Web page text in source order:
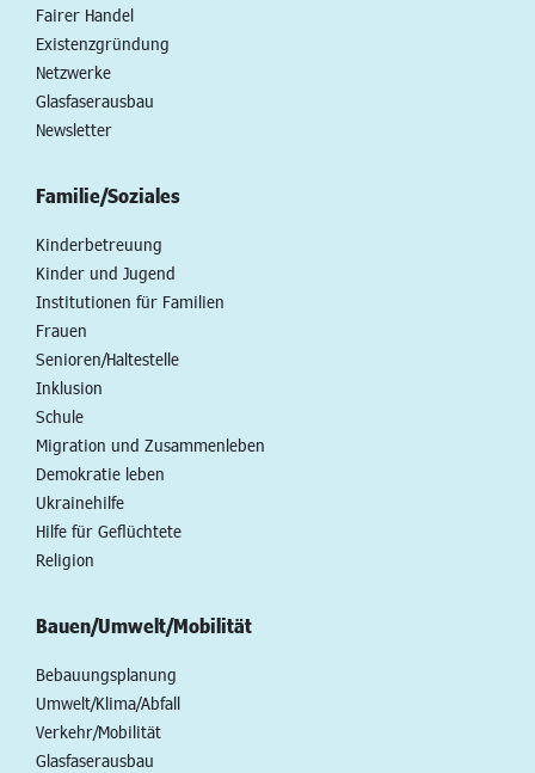
Fairer Handel
Existenzgründung
Netzwerke
Glasfaserausbau
Newsletter
Familie/Soziales
Kinderbetreuung
Kinder und Jugend
Institutionen für Familien
Frauen
Senioren/Haltestelle
Inklusion
Schule
Migration und Zusammenleben
Demokratie leben
Ukrainehilfe
Hilfe für Geflüchtete
Religion
Bauen/Umwelt/Mobilität
Bebauungsplanung
Umwelt/Klima/Abfall
Verkehr/Mobilität
Glasfaserausbau